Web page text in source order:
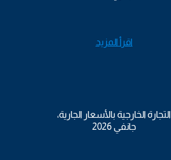
اقرأ المزيد
التجارة الخارجية بالأسعار الجارية،
جانفي 2026